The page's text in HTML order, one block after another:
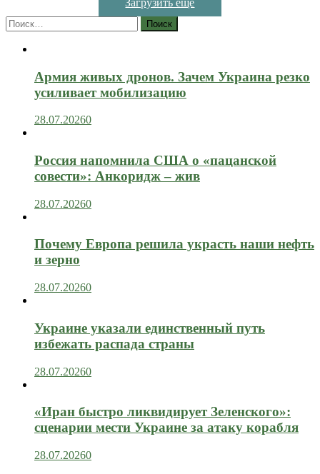
Найти:
Армия живых дронов. Зачем Украина резко
усиливает мобилизацию
28.07.20260
Россия напомнила США о «пацанской
совести»: Анкоридж – жив
28.07.20260
Почему Европа решила украсть наши нефть
и зерно
28.07.20260
Украине указали единственный путь
избежать распада страны
28.07.20260
«Иран быстро ликвидирует Зеленского»:
сценарии мести Украине за атаку корабля
28.07.20260